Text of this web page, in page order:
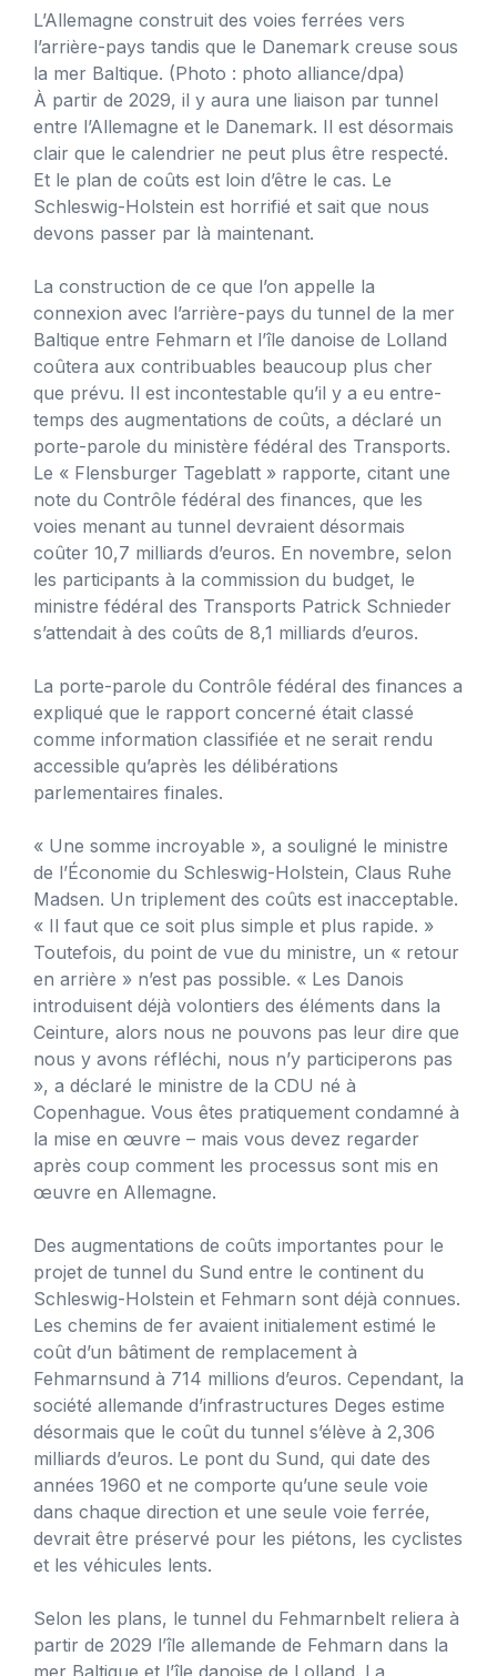
L’Allemagne construit des voies ferrées vers
l’arrière-pays tandis que le Danemark creuse sous
la mer Baltique. (Photo : photo alliance/dpa)
À partir de 2029, il y aura une liaison par tunnel
entre l’Allemagne et le Danemark. Il est désormais
clair que le calendrier ne peut plus être respecté.
Et le plan de coûts est loin d’être le cas. Le
Schleswig-Holstein est horrifié et sait que nous
devons passer par là maintenant.
La construction de ce que l’on appelle la
connexion avec l’arrière-pays du tunnel de la mer
Baltique entre Fehmarn et l’île danoise de Lolland
coûtera aux contribuables beaucoup plus cher
que prévu. Il est incontestable qu’il y a eu entre-
temps des augmentations de coûts, a déclaré un
porte-parole du ministère fédéral des Transports.
Le « Flensburger Tageblatt » rapporte, citant une
note du Contrôle fédéral des finances, que les
voies menant au tunnel devraient désormais
coûter 10,7 milliards d’euros. En novembre, selon
les participants à la commission du budget, le
ministre fédéral des Transports Patrick Schnieder
s’attendait à des coûts de 8,1 milliards d’euros.
La porte-parole du Contrôle fédéral des finances a
expliqué que le rapport concerné était classé
comme information classifiée et ne serait rendu
accessible qu’après les délibérations
parlementaires finales.
« Une somme incroyable », a souligné le ministre
de l’Économie du Schleswig-Holstein, Claus Ruhe
Madsen. Un triplement des coûts est inacceptable.
« Il faut que ce soit plus simple et plus rapide. »
Toutefois, du point de vue du ministre, un « retour
en arrière » n’est pas possible. « Les Danois
introduisent déjà volontiers des éléments dans la
Ceinture, alors nous ne pouvons pas leur dire que
nous y avons réfléchi, nous n’y participerons pas
», a déclaré le ministre de la CDU né à
Copenhague. Vous êtes pratiquement condamné à
la mise en œuvre – mais vous devez regarder
après coup comment les processus sont mis en
œuvre en Allemagne.
Des augmentations de coûts importantes pour le
projet de tunnel du Sund entre le continent du
Schleswig-Holstein et Fehmarn sont déjà connues.
Les chemins de fer avaient initialement estimé le
coût d’un bâtiment de remplacement à
Fehmarnsund à 714 millions d’euros. Cependant, la
société allemande d’infrastructures Deges estime
désormais que le coût du tunnel s’élève à 2,306
milliards d’euros. Le pont du Sund, qui date des
années 1960 et ne comporte qu’une seule voie
dans chaque direction et une seule voie ferrée,
devrait être préservé pour les piétons, les cyclistes
et les véhicules lents.
Selon les plans, le tunnel du Fehmarnbelt reliera à
partir de 2029 l’île allemande de Fehmarn dans la
mer Baltique et l’île danoise de Lolland. La